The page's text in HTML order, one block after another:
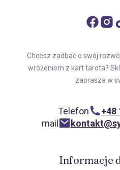
Chcesz zadbać o swój
wróżeniem z kart tarota?
zaprasza w
Telefon
+48
mail
Informacje